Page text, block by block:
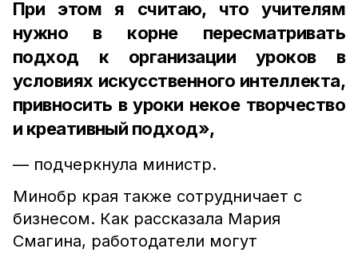
При этом я считаю, что учителям
нужно в корне пересматривать
подход к организации уроков в
условиях искусственного интеллекта,
привносить в уроки некое творчество
и креативный подход»,
— подчеркнула министр.
Минобр края также сотрудничает с
бизнесом. Как рассказала Мария
Смагина, работодатели могут